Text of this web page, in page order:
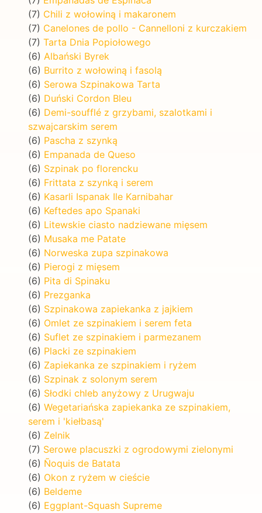
(7) Chili z wołowiną i makaronem
(7) Canelones de pollo - Cannelloni z kurczakiem
(7) Tarta Dnia Popiołowego
(6) Albański Byrek
(6) Burrito z wołowiną i fasolą
(6) Serowa Szpinakowa Tarta
(6) Duński Cordon Bleu
(6) Demi-soufflé z grzybami, szalotkami i
szwajcarskim serem
(6) Pascha z szynką
(6) Empanada de Queso
(6) Szpinak po florencku
(6) Frittata z szynką i serem
(6) Kasarli Ispanak Ile Karnibahar
(6) Keftedes apo Spanaki
(6) Litewskie ciasto nadziewane mięsem
(6) Musaka me Patate
(6) Norweska zupa szpinakowa
(6) Pierogi z mięsem
(6) Pita di Spinaku
(6) Prezganka
(6) Szpinakowa zapiekanka z jajkiem
(6) Omlet ze szpinakiem i serem feta
(6) Suflet ze szpinakiem i parmezanem
(6) Placki ze szpinakiem
(6) Zapiekanka ze szpinakiem i ryżem
(6) Szpinak z solonym serem
(6) Słodki chleb anyżowy z Urugwaju
(6) Wegetariańska zapiekanka ze szpinakiem,
serem i 'kiełbasą'
(6) Zelnik
(7) Serowe placuszki z ogrodowymi zielonymi
(6) Ñoquis de Batata
(6) Okon z ryżem w cieście
(6) Beldeme
(6) Eggplant-Squash Supreme